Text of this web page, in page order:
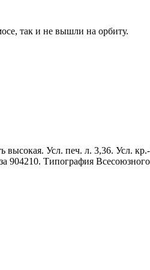
так и не вышли на орбиту.
Усл. печ. л. 3,36. Усл.
904210. Типография